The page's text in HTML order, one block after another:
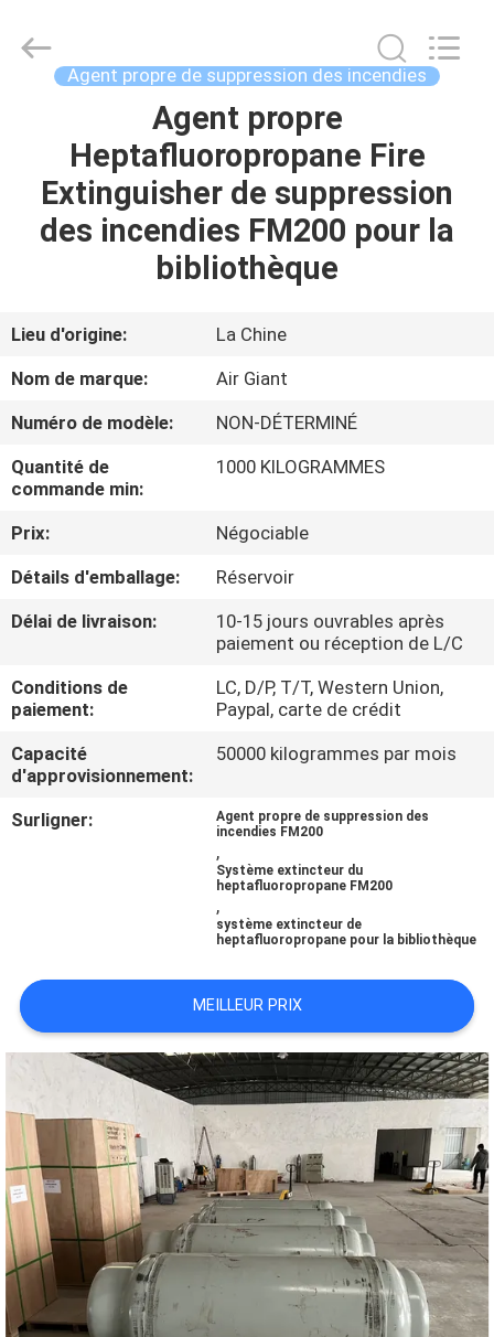
PRODUITS
EXPOSITION
VR
PROPOS
DE
NOUS
VISITE
D'USINE
CONTRÔLE
DE
QUALITÉ
TÉLÉCHARGER
CITATION
PLAN
SITE
PRIVACY
POLICY
Giant
Equipment
Agent propre de suppression des incendies
Agent propre
Heptafluoropropane Fire
Extinguisher de suppression
des incendies FM200 pour la
bibliothèque
Lieu d'origine:
La Chine
Nom de marque:
Air Giant
Numéro de modèle:
NON-DÉTERMINÉ
Quantité de
commande min:
1000 KILOGRAMMES
Prix:
Négociable
Détails d'emballage:
Réservoir
Délai de livraison:
10-15 jours ouvrables après
paiement ou réception de L/C
Conditions de
paiement:
LC, D/P, T/T, Western Union,
Paypal, carte de crédit
Capacité
d'approvisionnement:
50000 kilogrammes par mois
Surligner:
Agent propre de suppression des
incendies FM200
,
Système extincteur du
heptafluoropropane FM200
,
système extincteur de
heptafluoropropane pour la bibliothèque
MEILLEUR PRIX